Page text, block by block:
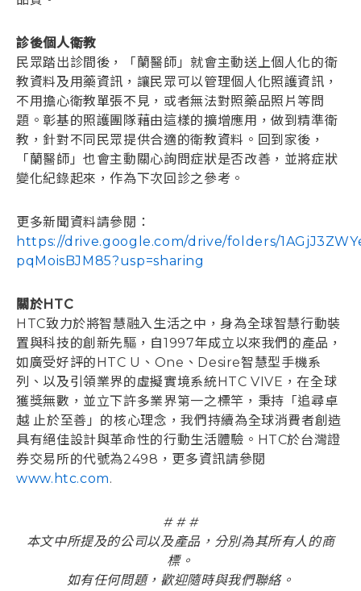
診後個人衛教
民眾踏出診間後，「蘭醫師」就會主動送上個人化的衛
教資料及用藥資訊，讓民眾可以管理個人化照護資訊，
不用擔心衛教單張不見，或者無法對照藥品照片等問
題。彰基的照護團隊藉由這樣的擴增應用，做到精準衛
教，針對不同民眾提供合適的衛教資料。回到家後，
「蘭醫師」也會主動關心詢問症狀是否改善，並將症狀
變化紀錄起來，作為下次回診之參考。
更多新聞資料請參閱：
https://drive.google.com/drive/folders/
pqMoisBJM85?usp=sharing
關於HTC
HTC致力於將智慧融入生活之中，身為全球智慧行動裝
置與科技的創新先驅，自1997年成立以來我們的產品，
如廣受好評的HTC U、One、Desire智慧型手機系
列、以及引領業界的虛擬實境系統HTC VIVE，在全球
獲獎無數，並立下許多業界第一之標竿，秉持「追尋卓
越 止於至善」的核心理念，我們持續為全球消費者創造
具有絕佳設計與革命性的行動生活體驗。HTC於台灣證
券交易所的代號為2498，更多資訊請參閱
www.htc.com.
# # #
本文中所提及的公司以及產品，分別為其所有人的商
標。
如有任何問題，歡迎隨時與我們聯絡。